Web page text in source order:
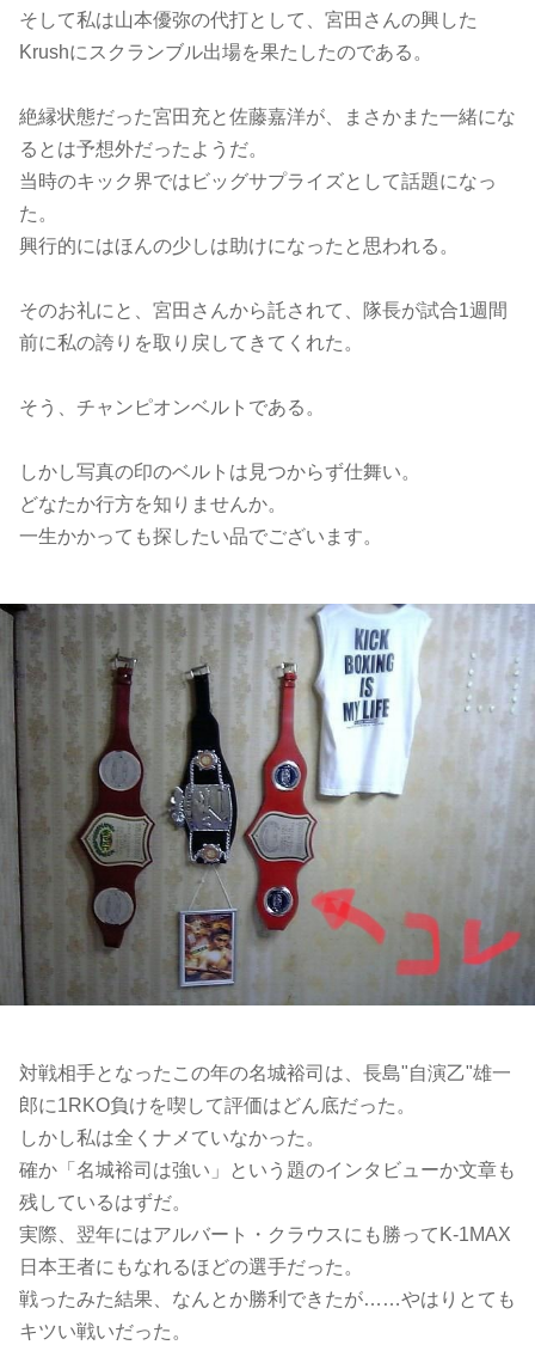
そして私は山本優弥の代打として、宮田さんの興した
Krushにスクランブル出場を果たしたのである。
絶縁状態だった宮田充と佐藤嘉洋が、まさかまた一緒にな
るとは予想外だったようだ。
当時のキック界ではビッグサプライズとして話題になっ
た。
興行的にはほんの少しは助けになったと思われる。
そのお礼にと、宮田さんから託されて、隊長が試合1週間
前に私の誇りを取り戻してきてくれた。
そう、チャンピオンベルトである。
しかし写真の印のベルトは見つからず仕舞い。
どなたか行方を知りませんか。
一生かかっても探したい品でございます。
対戦相手となったこの年の名城裕司は、長島"自演乙"雄一
郎に1RKO負けを喫して評価はどん底だった。
しかし私は全くナメていなかった。
確か「名城裕司は強い」という題のインタビューか文章も
残しているはずだ。
実際、翌年にはアルバート・クラウスにも勝ってK-1MAX
日本王者にもなれるほどの選手だった。
戦ったみた結果、なんとか勝利できたが……やはりとても
キツい戦いだった。